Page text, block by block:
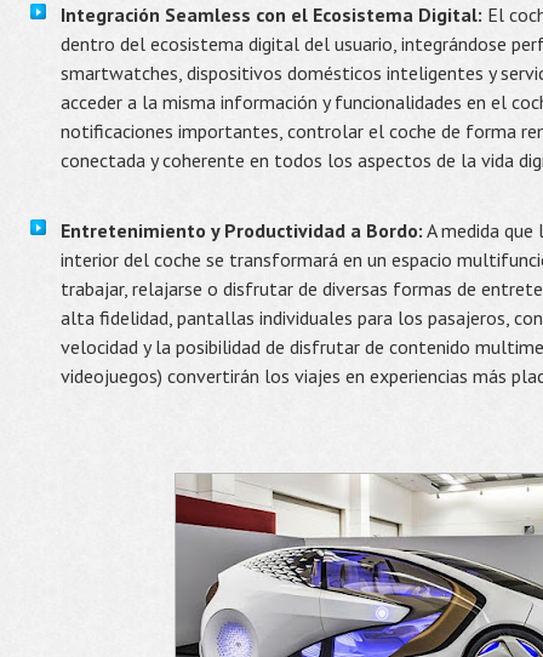
Integración Seamless con el Ecosistema Digital: El
dentro del ecosistema digital del usuario, integrándose
smartwatches, dispositivos domésticos inteligentes y
acceder a la misma información y funcionalidades en el
notificaciones importantes, controlar el coche de forma
conectada y coherente en todos los aspectos de la vida
Entretenimiento y Productividad a Bordo: A medida
interior del coche se transformará en un espacio
trabajar, relajarse o disfrutar de diversas formas de
alta fidelidad, pantallas individuales para los pasajeros,
velocidad y la posibilidad de disfrutar de contenido
videojuegos) convertirán los viajes en experiencias más